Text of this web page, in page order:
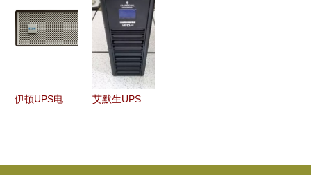
市场主流选
择
牌——综述
energi
indi（英特
迪）与山特
的绝佳配置
伊顿UPS电
艾默生UPS